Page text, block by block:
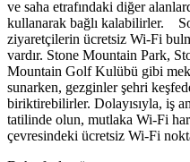
ve saha etrafındaki diğer
kullanarak bağlı kalabilirler.
ziyaretçilerin ücretsiz Wi-Fi
vardır. Stone Mountain Park,
Mountain Golf Kulübü gibi
sunarken, gezginler şehri
biriktirebilirler. Dolayısıyla, iş
tatilinde olun, mutlaka Wi-Fi
çevresindeki ücretsiz Wi-Fi